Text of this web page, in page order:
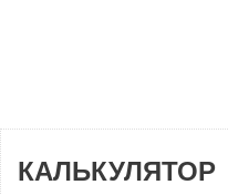
КАЛЬКУЛЯТОР